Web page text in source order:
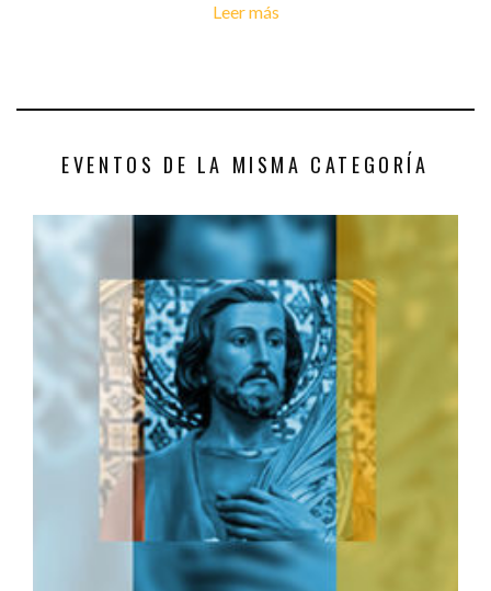
Leer más
EVENTOS DE LA MISMA CATEGORÍA